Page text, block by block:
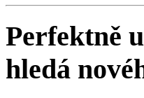
Perfektně
hledá